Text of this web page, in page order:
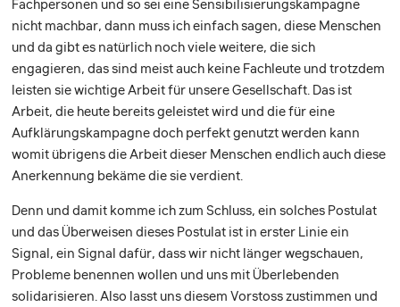
Fachpersonen und so sei eine Sensibilisierungskampagne
nicht machbar, dann muss ich einfach sagen, diese Menschen
und da gibt es natürlich noch viele weitere, die sich
engagieren, das sind meist auch keine Fachleute und trotzdem
leisten sie wichtige Arbeit für unsere Gesellschaft. Das ist
Arbeit, die heute bereits geleistet wird und die für eine
Aufklärungskampagne doch perfekt genutzt werden kann
womit übrigens die Arbeit dieser Menschen endlich auch diese
Anerkennung bekäme die sie verdient.
Denn und damit komme ich zum Schluss, ein solches Postulat
und das Überweisen dieses Postulat ist in erster Linie ein
Signal, ein Signal dafür, dass wir nicht länger wegschauen,
Probleme benennen wollen und uns mit Überlebenden
solidarisieren. Also lasst uns diesem Vorstoss zustimmen und